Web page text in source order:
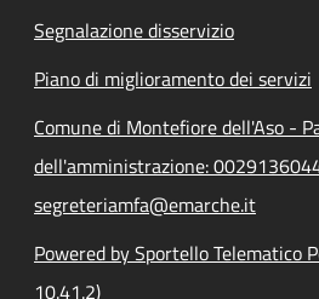
Segnalazione disservizio
Piano di miglioramento dei servizi
Comune di Montefiore dell'Aso -
dell'amministrazione:
segreteriamfa@emarche.it
Powered by Sportello Telematico
10.41.2)